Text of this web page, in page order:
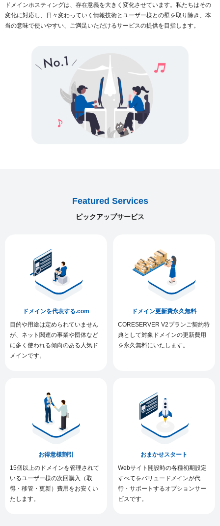
ドメインホスティングは、存在意義を大きく変化させています。私たちはその
変化に対応し、日々変わっていく情報技術とユーザー様との壁を取り除き、本
当の意味で使いやすい、ご満足いただけるサービスの提供を目指します。
Featured Services
ピックアップサービス
ドメインを代表する.com
目的や用途は定められていません
が、ネット関連の事業や団体など
に多く使われる傾向のある人気ド
メインです。
ドメイン更新費永久無料
CORESERVER V2プランご契約特
典として対象ドメインの更新費用
を永久無料にいたします。
お得意様割引
15個以上のドメインを管理されて
いるユーザー様の次回購入（取
得・移管・更新）費用をお安くい
たします。
おまかせスタート
Webサイト開設時の各種初期設定
すべてをバリュードメインが代
行・サポートするオプションサー
ビスです。